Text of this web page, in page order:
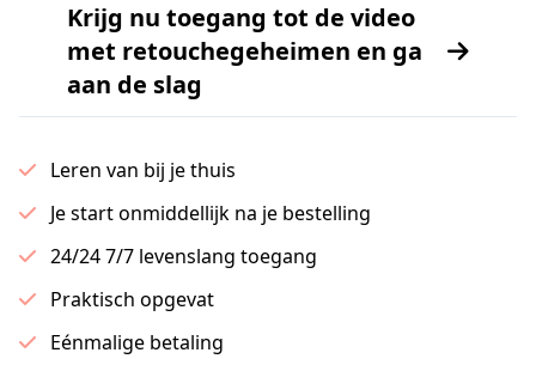
Krijg nu toegang tot de video
met retouchegeheimen en ga
aan de slag
Leren van bij je thuis
Je start onmiddellijk na je bestelling
24/24 7/7 levenslang toegang
Praktisch opgevat
Eénmalige betaling